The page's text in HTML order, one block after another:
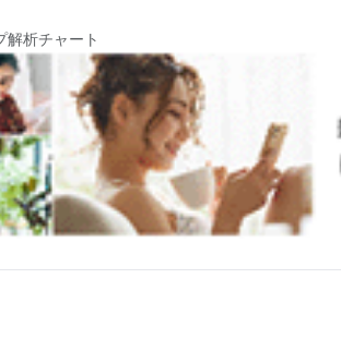
解析チャート